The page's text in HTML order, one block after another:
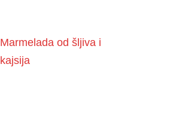
Marmelada od šljiva i
kajsija